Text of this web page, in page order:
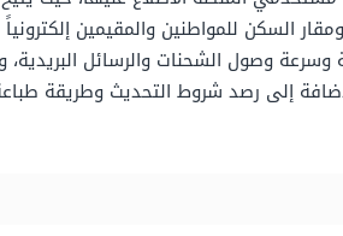
السكن للمواطنين والمقيمين إلكترونياً
وصول الشحنات والرسائل البريدية،
إلى رصد شروط التحديث وطريقة